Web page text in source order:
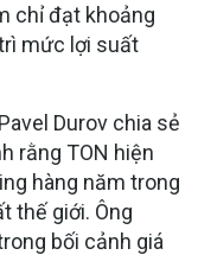
chỉ đạt khoảng
mức lợi suất
Durov chia sẻ
rằng TON hiện
hàng năm trong
thế giới. Ông
bối cảnh giá